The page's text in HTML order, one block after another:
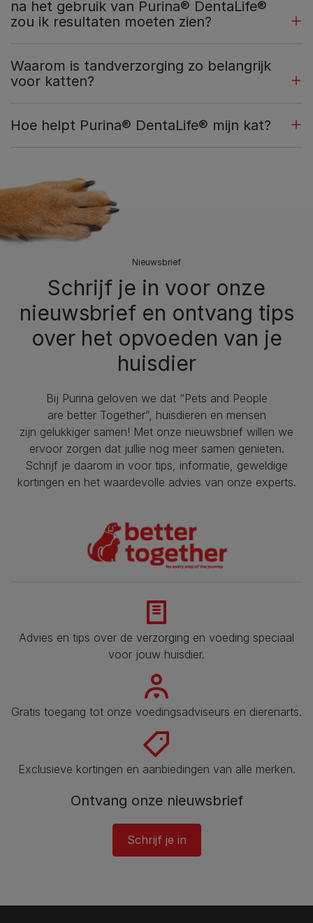
na het gebruik van Purina® DentaLife®
zou ik resultaten moeten zien?
Waarom is tandverzorging zo belangrijk
voor katten?
Hoe helpt Purina® DentaLife® mijn kat?
Nieuwsbrief
Schrijf je in voor onze
nieuwsbrief en ontvang tips
over het opvoeden van je
huisdier
Bij Purina geloven we dat “Pets and People
are better Together”, huisdieren en mensen
zijn gelukkiger samen! Met onze nieuwsbrief willen we
ervoor zorgen dat jullie nog meer samen genieten.
Schrijf je daarom in voor tips, informatie, geweldige
kortingen en het waardevolle advies van onze experts.
Advies en tips over de verzorging en voeding speciaal
voor jouw huisdier.
Gratis toegang tot onze voedingsadviseurs en dierenarts.
Exclusieve kortingen en aanbiedingen van alle merken.
Ontvang onze nieuwsbrief
Schrijf je in